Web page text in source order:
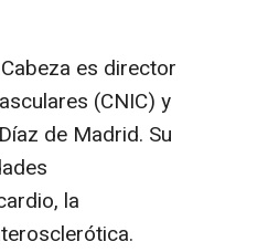
es director
(CNIC) y
de Madrid. Su
la